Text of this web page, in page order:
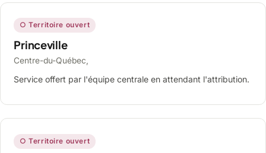
○ Territoire ouvert
Princeville
Centre-du-Québec,
Service offert par l'équipe centrale en attendant l'attribution.
○ Territoire ouvert